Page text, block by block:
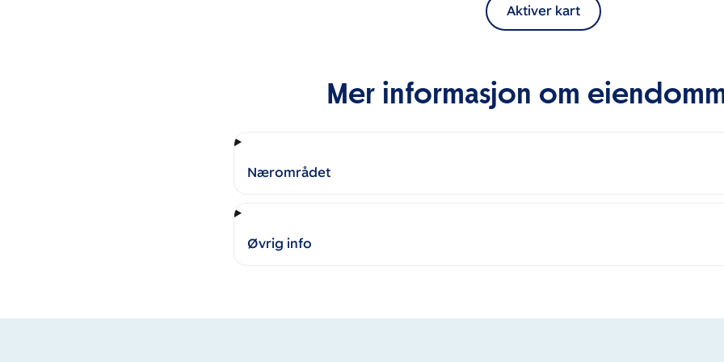
Aktiver kart
Mer informasjon om
Nærområdet
Øvrig info